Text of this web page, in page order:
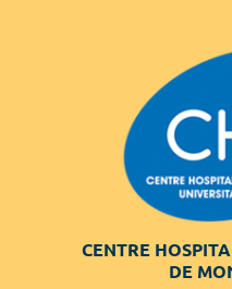
CENTRE
DE